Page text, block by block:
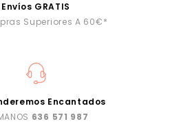
Envíos GRATIS
Superiores A 60€*
Encantados
636 571 987